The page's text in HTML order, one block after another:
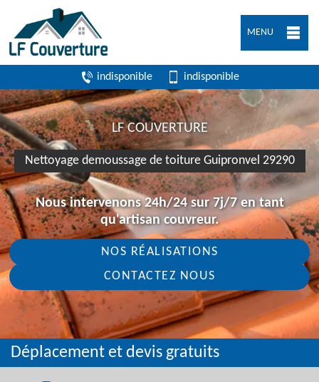
MENU
indisponible indisponible
LF COUVERTURE
Nettoyage demoussage de toiture Guipronvel 29290
Nous intervenons 24h/24 sur 7j/7 en tant
qu'artisan couvreur.
NOS RÉALISATIONS
CONTACTEZ NOUS
Déplacement et devis gratuits